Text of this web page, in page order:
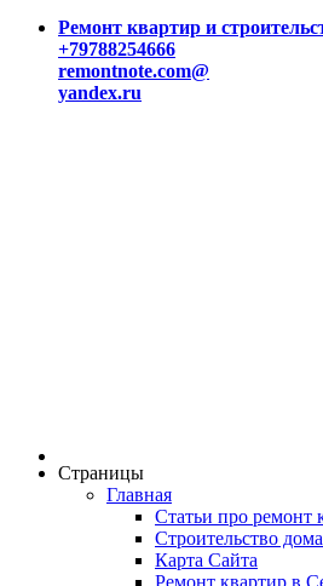
Ремонт квартир и
+79788254666
remontnote.com@
yandex.ru
Страницы
Главная
Статьи про ремонт
Строительство
Карта Сайта
Ремонт квартир в